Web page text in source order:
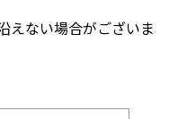
えない場合がございま